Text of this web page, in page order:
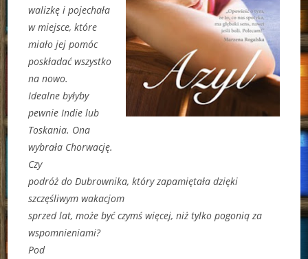
walizkę i pojechała
w miejsce, które
miało jej pomóc
poskładać wszystko
na nowo.
Idealne byłyby
pewnie Indie lub
Toskania. Ona
wybrała Chorwację.
Czy
podróż do Dubrownika, który zapamiętała dzięki
szczęśliwym wakacjom
sprzed lat, może być czymś więcej, niż tylko pogonią za
wspomnieniami?
Pod